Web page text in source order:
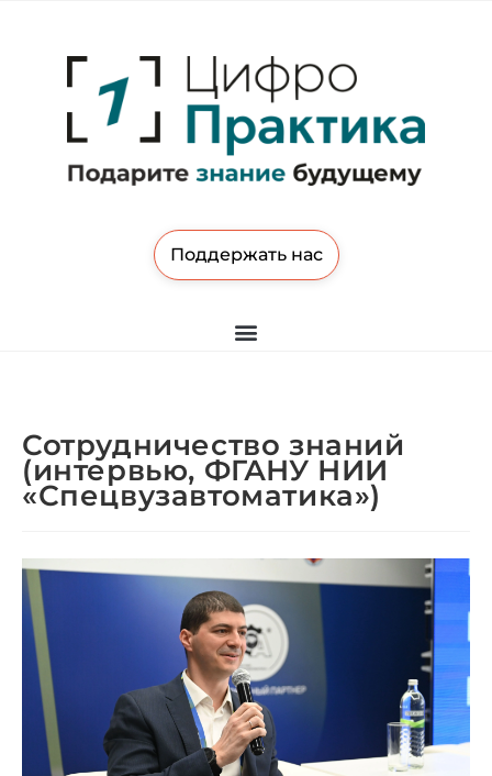
Поддержать нас
Сотрудничество знаний
(интервью, ФГАНУ НИИ
«Спецвузавтоматика»)